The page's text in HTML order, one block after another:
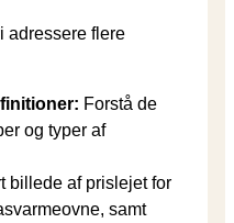
adressere flere
Forstå de
og typer af
billede af prislejet for
samt